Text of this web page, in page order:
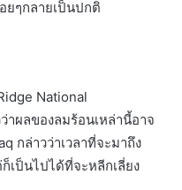
ยๆกลายเป็นปกติ
National
าผลของลมร้อนเหล่านี้อาจ
กล่าวว่าเวลาที่จะมาถึง
เป็นไปได้ที่จะหลีกเลี่ยง